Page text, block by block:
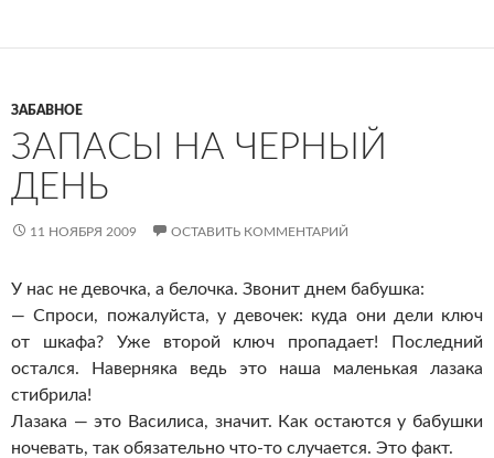
ЗАБАВНОЕ
ЗАПАСЫ НА ЧЕРНЫЙ
ДЕНЬ
11 НОЯБРЯ 2009 ОСТАВИТЬ КОММЕНТАРИЙ
У нас не девочка, а белочка. Звонит днем бабушка:
— Спроси, пожалуйста, у девочек: куда они дели ключ
от шкафа? Уже второй ключ пропадает! Последний
остался. Наверняка ведь это наша маленькая лазака
стибрила!
Лазака — это Василиса, значит. Как остаются у бабушки
ночевать, так обязательно что-то случается. Это факт.